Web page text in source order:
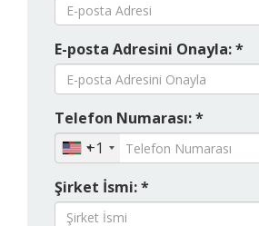
E-posta Adresini Onayla: *
Telefon Numarası: *
+1
Şirket İsmi: *